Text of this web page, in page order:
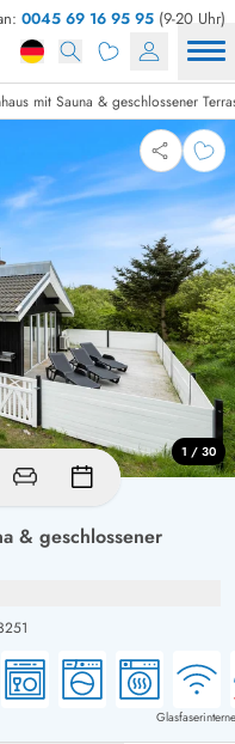
0045 69 16 95 95 (9-20 Uhr)
mit Sauna & geschlossener
& geschlossener
1 / 30